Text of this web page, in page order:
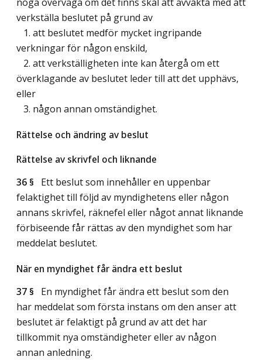
verkställa beslutet på grund av
1. att beslutet medför mycket ingripande
verkningar för någon enskild,
2. att verkställigheten inte kan återgå om ett
överklagande av beslutet leder till att det upphävs,
eller
3. någon annan omständighet.
Rättelse och ändring av beslut
Rättelse av skrivfel och liknande
36 § Ett beslut som innehåller en uppenbar
felaktighet till följd av myndighetens eller någon
annans skrivfel, räknefel eller något annat liknande
förbiseende får rättas av den myndighet som har
meddelat beslutet.
När en myndighet får ändra ett beslut
37 § En myndighet får ändra ett beslut som den
har meddelat som första instans om den anser att
beslutet är felaktigt på grund av att det har
tillkommit nya omständigheter eller av någon
annan anledning.